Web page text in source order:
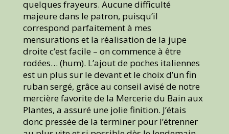
quelques frayeurs. Aucune difficulté
majeure dans le patron, puisqu’il
correspond parfaitement à mes
mensurations et la réalisation de la jupe
droite c’est facile – on commence à être
rodées… (hum). L’ajout de poches italiennes
est un plus sur le devant et le choix d’un fin
ruban sergé, grâce au conseil avisé de notre
mercière favorite de la Mercerie du Bain aux
Plantes, a assuré une jolie finition. J’étais
donc pressée de la terminer pour l’étrenner